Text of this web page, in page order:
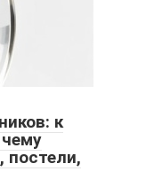
к
постели,